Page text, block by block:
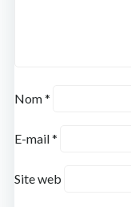
Nom*
E-mail*
Site web